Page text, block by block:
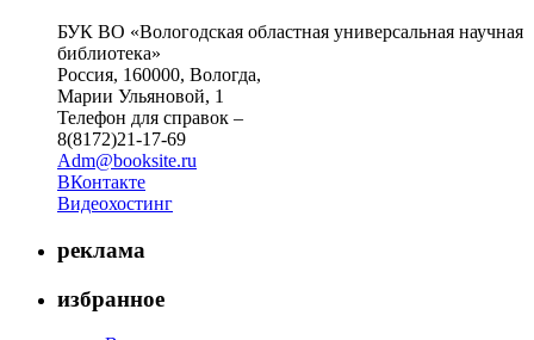
БУК ВО «Вологодская областная универсальная научная
библиотека»
Россия, 160000, Вологда,
Марии Ульяновой, 1
Телефон для справок –
8(8172)21-17-69
Adm@booksite.ru
ВКонтакте
Видеохостинг
реклама
избранное